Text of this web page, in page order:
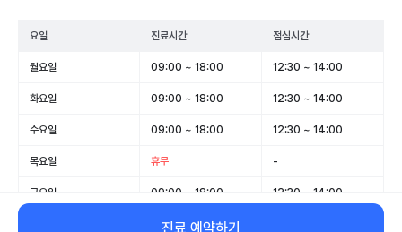
요일 진료시간 점심시간
월요일 09:00 ~ 18:00 12:30 ~ 14:00
화요일 09:00 ~ 18:00 12:30 ~ 14:00
수요일 09:00 ~ 18:00 12:30 ~ 14:00
목요일 휴무 -
금요일 09:00 ~ 18:00 12:30 ~ 14:00
09:00 ~ 13:00
진료 예약하기